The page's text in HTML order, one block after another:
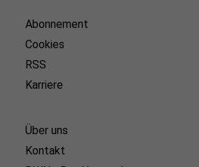
Abonnement
Cookies
RSS
Karriere
Über uns
Kontakt